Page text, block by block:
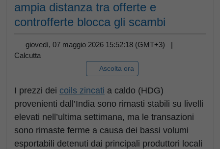
ampia distanza tra offerte e
controfferte blocca gli scambi
giovedì, 07 maggio 2026 15:52:18 (GMT+3) |
Calcutta
Ascolta ora
I prezzi dei coils zincati a caldo (HDG)
provenienti dall’India sono rimasti stabili su livelli
elevati nell’ultima settimana, ma le transazioni
sono rimaste ferme a causa dei bassi volumi
esportabili detenuti dai principali produttori locali